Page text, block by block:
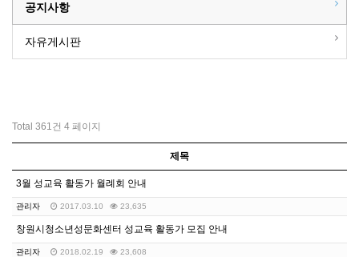
공지사항
자유게시판
Total 361건 4 페이지
제목
3월 성교육 활동가 월례회 안내
관리자 2017.03.10 23,635
창원시청소년성문화센터 성교육 활동가 모집 안내
관리자 2018.02.19 23,608